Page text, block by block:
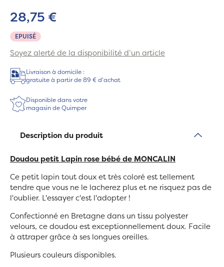
EPUISÉ
28,75 €
Soyez alerté de la disponibilité d’un article
Livraison à domicile :
gratuite à partir de 89 € d'achat
Disponible dans votre
magasin de Quimper
Description du produit
Doudou petit Lapin rose bébé de MONCALIN
Ce petit lapin tout doux et très coloré est tellement
tendre que vous ne le lacherez plus et ne risquez pas de
l'oublier. L'essayer c'est l'adopter !
Confectionné en Bretagne dans un tissu polyester
velours, ce doudou est exceptionnellement doux. Facile
à attraper grâce à ses longues oreilles.
Plusieurs couleurs disponibles.